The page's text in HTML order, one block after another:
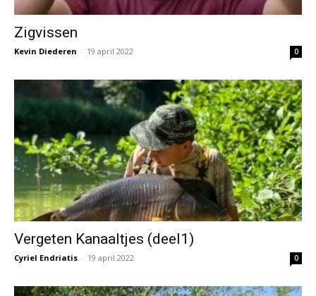
Zigvissen
Kevin Diederen - 19 april 2022 0
Vergeten Kanaaltjes (deel1)
Cyriel Endriatis - 19 april 2022 0